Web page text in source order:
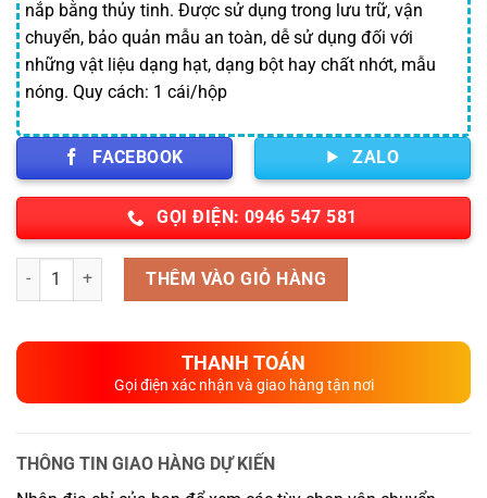
nắp bằng thủy tinh. Được sử dụng trong lưu trữ, vận
chuyển, bảo quản mẫu an toàn, dễ sử dụng đối với
những vật liệu dạng hạt, dạng bột hay chất nhớt, mẫu
nóng. Quy cách: 1 cái/hộp
FACEBOOK ZALO
GỌI ĐIỆN: 0946 547 581
Số lượng THÊM VÀO GIỎ HÀNG
THANH TOÁN
Gọi điện xác nhận và giao hàng tận nơi
THÔNG TIN GIAO HÀNG DỰ KIẾN